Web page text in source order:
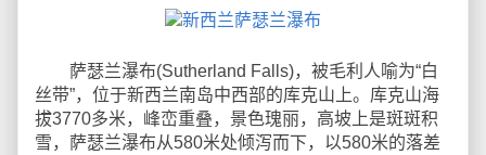
萨瑟兰瀑布(Sutherland Falls)，被毛利人喻为“白
丝带”，位于新西兰南岛中西部的库克山上。库克山海
拔3770多米，峰峦重叠，景色瑰丽，高坡上是斑斑积
雪，萨瑟兰瀑布从580米处倾泻而下，以580米的落差